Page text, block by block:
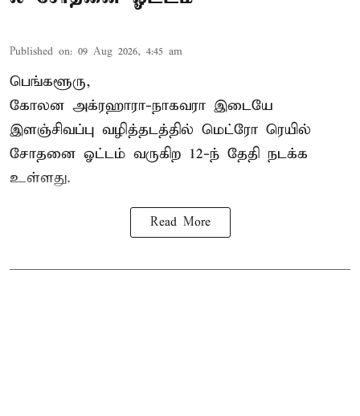
Published on: 09 Aug 2026, 4:45 am
பெங்களூரு,
கோலன அக்ரஹாரா-நாகவரா இடையே
இளஞ்சிவப்பு வழித்தடத்தில் மெட்ரோ ரெயில்
சோதனை ஓட்டம் வருகிற 12-ந் தேதி நடக்க
உள்ளது.
Read More